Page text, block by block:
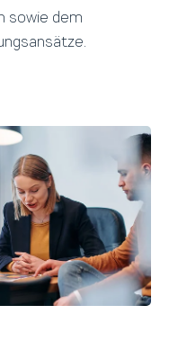
sowie dem